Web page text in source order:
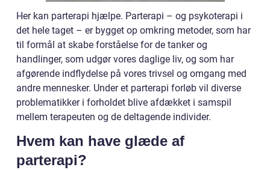
Her kan parterapi hjælpe. Parterapi – og psykoterapi i
det hele taget – er bygget op omkring metoder, som har
til formål at skabe forståelse for de tanker og
handlinger, som udgør vores daglige liv, og som har
afgørende indflydelse på vores trivsel og omgang med
andre mennesker. Under et parterapi forløb vil diverse
problematikker i forholdet blive afdækket i samspil
mellem terapeuten og de deltagende individer.
Hvem kan have glæde af
parterapi?